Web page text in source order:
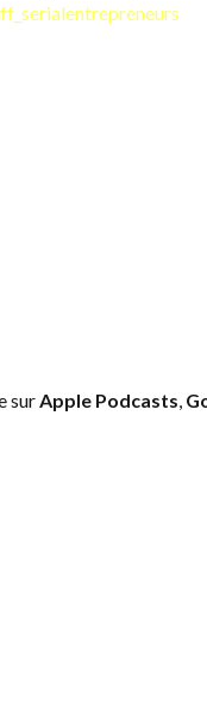
surApple Podcasts,